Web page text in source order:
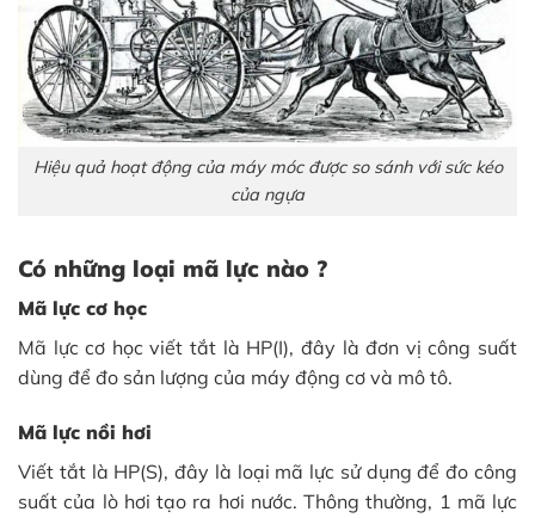
Hiệu quả hoạt động của máy móc được so sánh với sức kéo
của ngựa
Có những loại mã lực nào ?
Mã lực cơ học
Mã lực cơ học viết tắt là HP(I), đây là đơn vị công suất
dùng để đo sản lượng của máy động cơ và mô tô.
Mã lực nồi hơi
Viết tắt là HP(S), đây là loại mã lực sử dụng để đo công
suất của lò hơi tạo ra hơi nước. Thông thường, 1 mã lực